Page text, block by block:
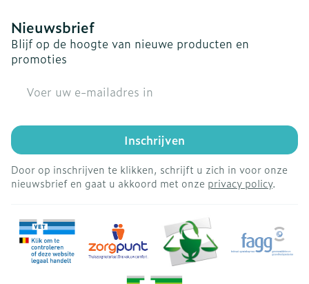
Nieuwsbrief
Blijf op de hoogte van nieuwe producten en
promoties
Inschrijven
Door op inschrijven te klikken, schrijft u zich in voor onze
nieuwsbrief en gaat u akkoord met onze privacy policy.